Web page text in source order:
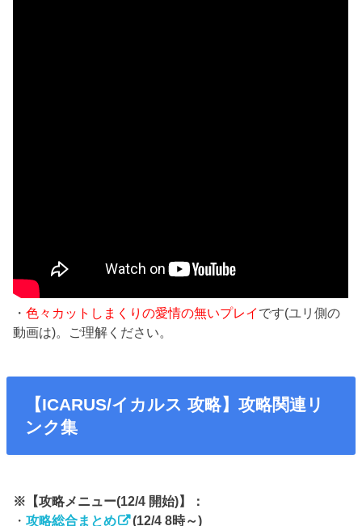
・色々カットしまくりの愛情の無いプレイ です(ユリ側の
動画は)。ご理解ください。
【ICARUS/イカルス 攻略】攻略関連リ
ンク集
※【攻略メニュー(12/4 開始)】：
・攻略総合まとめ (12/4 8時～)